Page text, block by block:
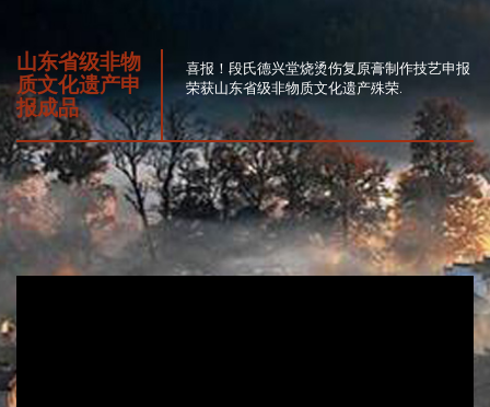
山东省级非物
质文化遗产申
报成品
喜报！段氏德兴堂烧烫伤复原膏制作技艺申报
荣获山东省级非物质文化遗产殊荣.